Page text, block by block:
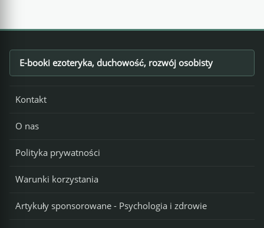
Footer
E-booki ezoteryka, duchowość, rozwój osobisty
Kontakt
O nas
Polityka prywatności
Warunki korzystania
Artykuły sponsorowane - Psychologia i zdrowie